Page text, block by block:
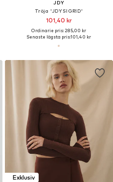
JDY
Tröja 'JDYSIGRID'
101,40 kr
Ordinarie pris: 285,00 kr
Senaste lägsta pris:101,40 kr
Exklusiv